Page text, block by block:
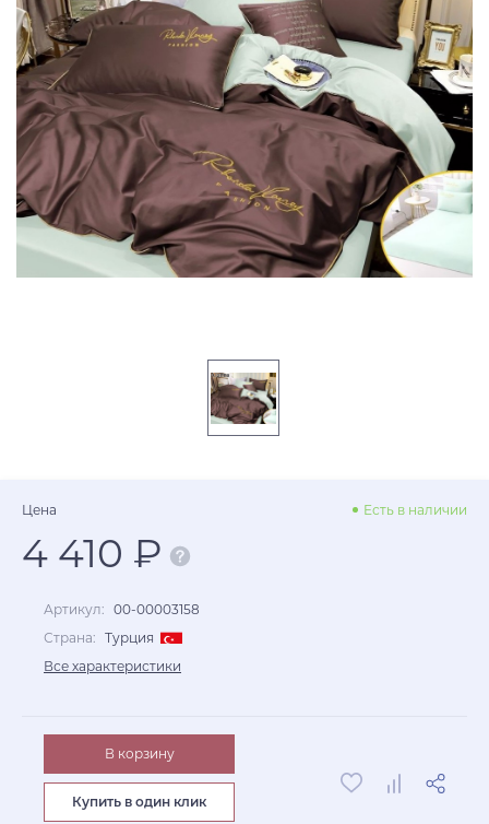
Цена Есть в наличии
4 410 ₽
Артикул: 00-00003158
Страна: Турция
Все характеристики
В корзину
Купить в один клик